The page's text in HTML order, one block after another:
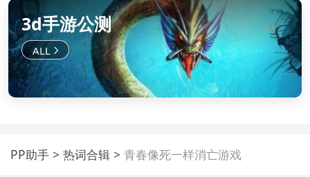
3d手游公测
PP助手 热词合辑 青春像死一样消亡游戏